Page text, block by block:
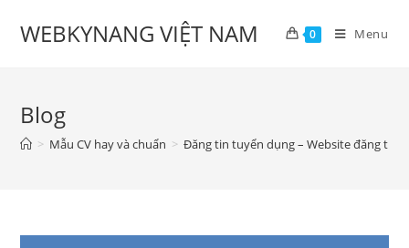
WEBKYNANG VIỆT NAM 0 Menu
Blog
> Mẫu CV hay và chuẩn > Đăng tin tuyển dụng – Website đăng tin